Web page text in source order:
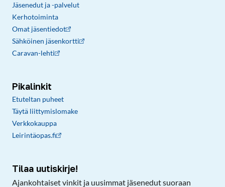
Jäsenedut ja -palvelut
Kerhotoiminta
Omat jäsentiedot
Sähköinen jäsenkortti
Caravan-lehti
Pikalinkit
Etuteltan puheet
Täytä liittymislomake
Verkkokauppa
Leirintäopas.fi
Tilaa uutiskirje!
Ajankohtaiset vinkit ja uusimmat jäsenedut suoraan